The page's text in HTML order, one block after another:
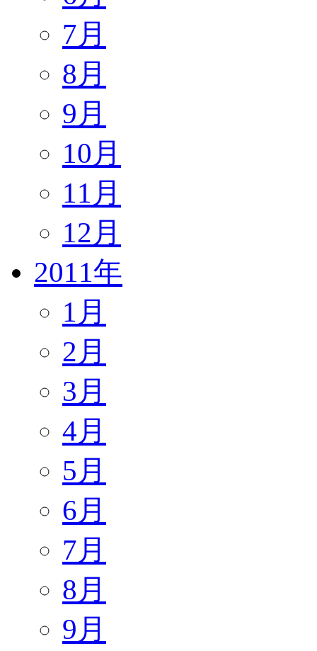
7月
8月
9月
10月
11月
12月
2011年
1月
2月
3月
4月
5月
6月
7月
8月
9月